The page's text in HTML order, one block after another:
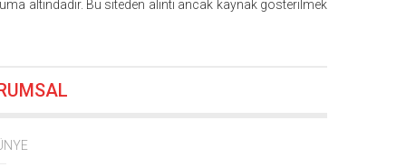
10:55
altındadır. Bu siteden alıntı ancak kaynak gösterilmek